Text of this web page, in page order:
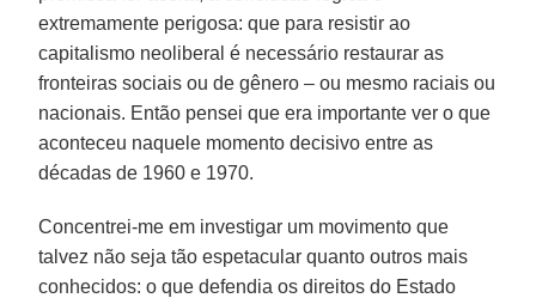
extremamente perigosa: que para resistir ao
capitalismo neoliberal é necessário restaurar as
fronteiras sociais ou de gênero – ou mesmo raciais ou
nacionais. Então pensei que era importante ver o que
aconteceu naquele momento decisivo entre as
décadas de 1960 e 1970.
Concentrei-me em investigar um movimento que
talvez não seja tão espetacular quanto outros mais
conhecidos: o que defendia os direitos do Estado